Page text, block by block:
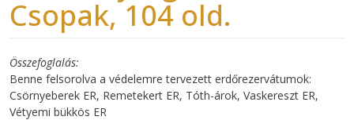
Csopak, 104 old.
Összefoglalás
Benne felsorolva a védelemre tervezett erdőrezervátumok:
Csörnyeberek ER, Remetekert ER, Tóth-árok, Vaskereszt ER,
Vétyemi bükkös ER